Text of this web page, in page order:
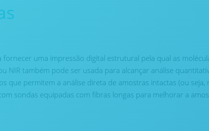
uma impressão digital estrutural pela qual as
NIR também pode ser usada para alcançar análise
que permitem a análise direta de amostras intactas (ou
sondas equipadas com fibras longas para melhorar a